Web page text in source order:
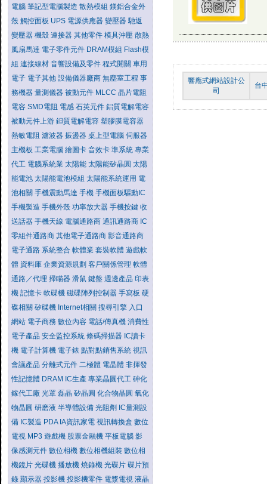
電腦 筆記型電腦製造 散熱模組 鎂鋁合金外
殼 觸控面板 UPS 電源供應器 變壓器馳返
變壓器 機殼 連接器 其他零件 模具沖壓 散熱
風扇馬達 電子零件元件 DRAM模組 Flash模
組 連接線材 音響設備及零件 程式開關 車用
電子 電子其他 設備儀器廠商 無塵室工程 事
務機器 量測儀器 被動元件 MLCC 晶片電阻
電容 SMD電阻 電感 石英元件 鋁質電解電容
被動元件上游 鉭質電解電容 塑膠膜電容器
熱敏電阻 濾波器 振盪器 桌上型電腦 伺服器
主機板 工業電腦 繪圖卡 音效卡 準系統 專業
代工 電腦系統業 太陽能 太陽能矽晶圓 太陽
能電池 太陽能電池模組 太陽能系統運用 電
池相關 手機震動馬達 手機 手機面板驅動IC
手機製造 手機外殼 功率放大器 手機按鍵 收
送話器 手機天線 電腦通路商 通訊通路商 IC
零組件通路商 其他電子通路商 影音通路商
電子通路 系統整合 軟體業 套裝軟體 遊戲軟
體 資料庫 企業資源規劃 客戶關係管理 軟體
通路／代理 掃瞄器 滑鼠 鍵盤 週邊產品 印表
機 記憶卡 軟碟機 磁碟陣列控制器 手寫板 硬
碟相關 矽碟機 Internet相關 搜尋引擎 入口
網站 電子商務 數位內容 電話/傳真機 消費性
電子產品 安全監控系統 條碼掃描器 IC讀卡
機 電子計算機 電子錶 點對點銷售系統 視訊
會議產品 分離式元件 二極體 電晶體 非揮發
性記憶體 DRAM IC生產 專業晶圓代工 砷化
鎵代工廠 光罩 磊晶 矽晶圓 化合物晶圓 氧化
物晶圓 研磨液 半導體設備 光阻劑 IC量測設
備 IC製造 PDA IA資訊家電 視訊轉換盒 數位
電視 MP3 遊戲機 股票金融機 平板電腦 影
像感測元件 數位相機 數位相機組裝 數位相
機鏡片 光碟機 播放機 燒錄機 光碟片 碟片預
錄 顯示器 投影機 投影機零件 電漿電視 液晶
響應式網站設計公
司
台